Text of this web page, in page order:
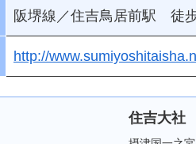
阪堺線／住吉鳥居前駅 徒
http://
住吉大社